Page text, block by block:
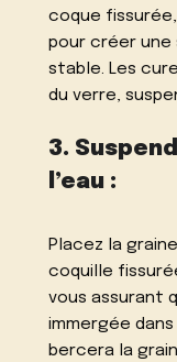
coque
pour créer
stable. Les
du verre,
3.
l’eau :
Placez la
coquille
vous assurant
immergée dans
bercera la